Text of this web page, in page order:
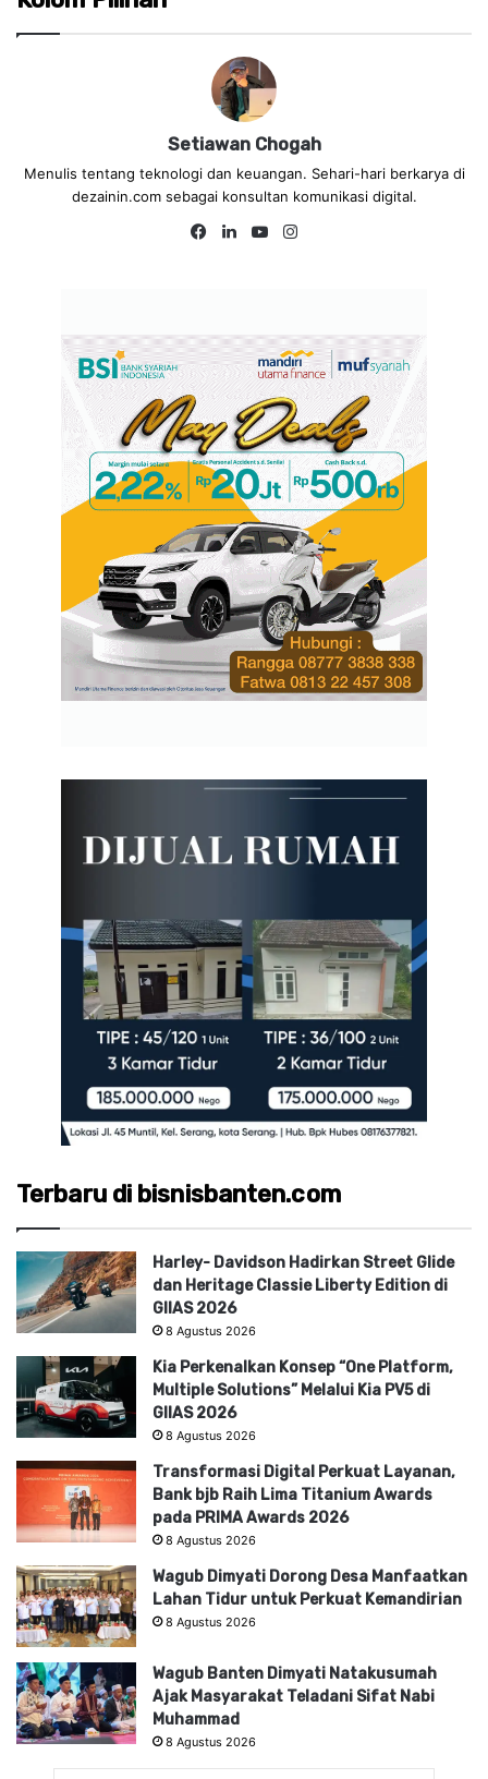
Setiawan Chogah
Menulis tentang teknologi dan keuangan. Sehari-hari berkarya di
dezainin.com sebagai konsultan komunikasi digital.
Fa
Lin
Yo
Terbaru di bisnisbanten.com
Harley- Davidson Hadirkan Street Glide
dan Heritage Classie Liberty Edition di
GIIAS 2026
8 Agustus 2026
Kia Perkenalkan Konsep “One Platform,
Multiple Solutions” Melalui Kia PV5 di
GIIAS 2026
8 Agustus 2026
Transformasi Digital Perkuat Layanan,
Bank bjb Raih Lima Titanium Awards
pada PRIMA Awards 2026
8 Agustus 2026
Wagub Dimyati Dorong Desa Manfaatkan
Lahan Tidur untuk Perkuat Kemandirian
8 Agustus 2026
Wagub Banten Dimyati Natakusumah
Ajak Masyarakat Teladani Sifat Nabi
Muhammad
8 Agustus 2026